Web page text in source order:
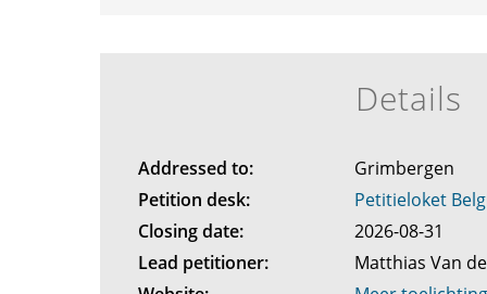
Details
Addressed to:
Grimbergen
Petition desk:
Petitieloket
Closing date:
2026-08-31
Lead petitioner:
Matthias Van